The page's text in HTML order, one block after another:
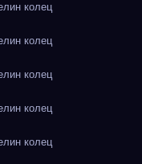
колец
колец
колец
колец
колец